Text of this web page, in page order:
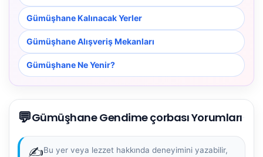
Gümüşhane Kalınacak Yerler
Gümüşhane Alışveriş Mekanları
Gümüşhane Ne Yenir?
💬Gümüşhane Gendime çorbası Yorumları
✍️Bu yer veya lezzet hakkında deneyimini yazabilir,
NBY Akıllı Asistan
AI kullanmadan, sitedeki gerçek yerlerle akıllı rota
önerir.